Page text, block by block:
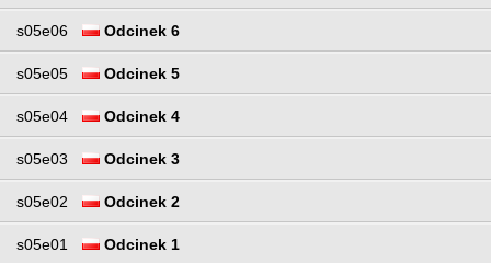
s05e06 Odcinek 6
s05e05 Odcinek 5
s05e04 Odcinek 4
s05e03 Odcinek 3
s05e02 Odcinek 2
s05e01 Odcinek 1